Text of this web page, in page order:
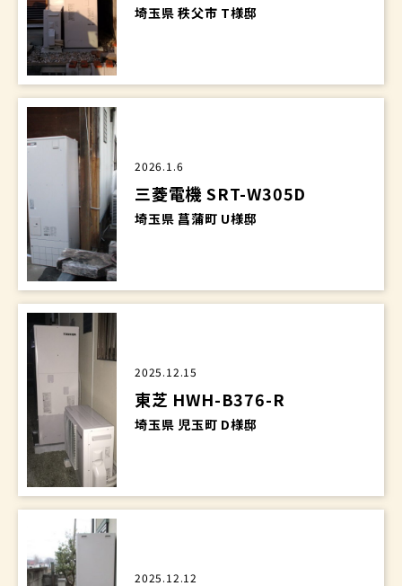
埼玉県 秩父市 T様邸
2026.1.6
三菱電機 SRT-W305D
埼玉県 菖蒲町 U様邸
2025.12.15
東芝 HWH-B376-R
埼玉県 児玉町 D様邸
2025.12.12